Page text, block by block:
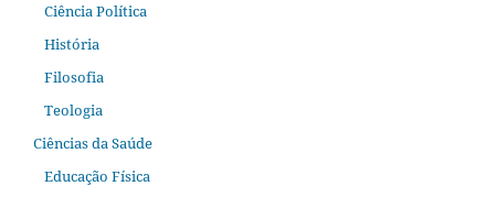
Ciência Política
História
Filosofia
Teologia
Ciências da Saúde
Educação Física